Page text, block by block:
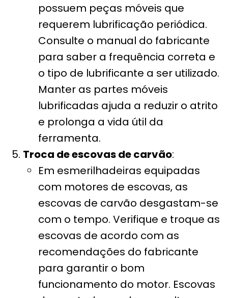
possuem peças móveis que
requerem lubrificação periódica.
Consulte o manual do fabricante
para saber a frequência correta e
o tipo de lubrificante a ser utilizado.
Manter as partes móveis
lubrificadas ajuda a reduzir o atrito
e prolonga a vida útil da
ferramenta.
Troca de escovas de carvão:
Em esmerilhadeiras equipadas
com motores de escovas, as
escovas de carvão desgastam-se
com o tempo. Verifique e troque as
escovas de acordo com as
recomendações do fabricante
para garantir o bom
funcionamento do motor. Escovas